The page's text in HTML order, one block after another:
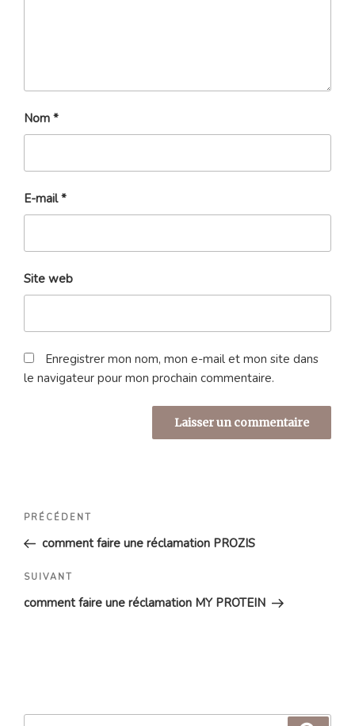
Nom *
E-mail*
Site web
Enregistrer mon nom, mon e-mail et mon site dans
le navigateur pour mon prochain commentaire.
Navigation
l’article
Article
précédent
PRÉCÉDENT
comment faire une réclamation PROZIS
Article
suivant
SUIVANT
comment faire une réclamation MY PROTEIN